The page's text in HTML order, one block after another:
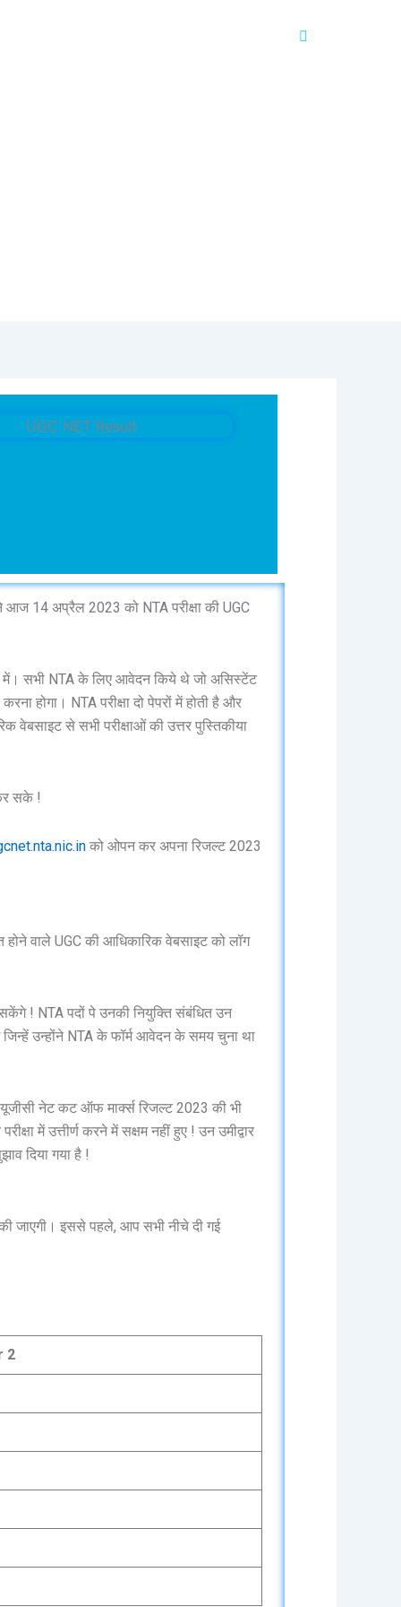
14 अप्रैल 2023 को NTA परीक्षा की UGC
में। सभी NTA के लिए आवेदन किये थे जो असिस्टेंट
होगा। NTA परीक्षा दो पेपरों में होती है और
वेबसाइट से सभी परीक्षाओं की उत्तर पुस्तिकीया
सके !
को ओपन कर अपना रिजल्ट 2023
वाले UGC की आधिकारिक वेबसाइट को लॉग
! NTA पदों पे उनकी नियुक्ति संबंधित उन
उन्होंने NTA के फॉर्म आवेदन के समय चुना था
यूजीसी नेट कट ऑफ मार्क्स रिजल्ट 2023 की भी
में उत्तीर्ण करने में सक्षम नहीं हुए ! उन उमीद्वार
दिया गया है !
जाएगी। इससे पहले, आप सभी नीचे दी गई
2